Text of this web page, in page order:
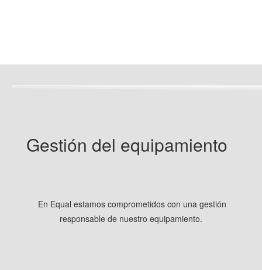
Gestión del equipamiento
En Equal estamos comprometidos con una gestión
responsable de nuestro equipamiento.